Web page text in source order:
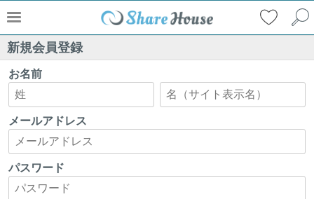
新規会員登録
お名前
メールアドレス
パスワード